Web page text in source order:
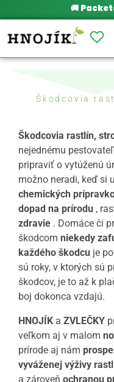
🚚
Škodcovia
Škodcovia rastlín,
nejednému
pripraviť o vytúženú
možno neradi, keď si
chemických
dopad na prírodu ,
zdravie . Domáce či
škodcom niekedy
každého škodcu je
sú roky, v ktorých sú
škodcov, je to až k
boj dokonca vzdajú.
HNOJÍK a ZVLEČKY
veľkom aj v malom
prírode aj nám
vyváženej výživy
a zároveň ochranou